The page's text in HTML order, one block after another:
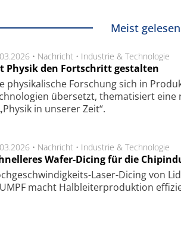
Meist gelesen
• Nachricht • Industrie & Technologie
Physik den Fortschritt gestalten
physikalische Forschung sich in
übersetzt, thematisiert eine
in unserer Zeit“.
• Nachricht • Industrie & Technologie
Wafer-Dicing für die
Laser-Dicing von
macht Halb­lei­ter­pro­duk­tion